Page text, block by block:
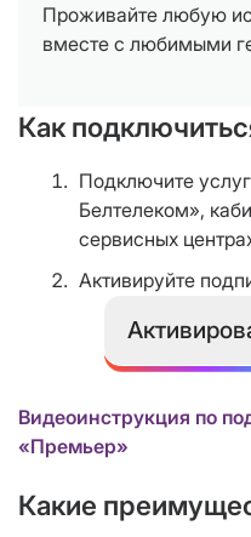
Проживайте любую
вместе с любимыми
Как
Подключите
Белтелеком»,
сервисных
Активируйте
Видеоинструкция по
«Премьер»
Какие